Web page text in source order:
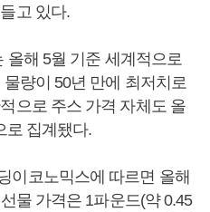
고 있다.
올해 5월 기준 세계적으로
량이 50년 만에 최저치로
으로 주스 가격 자체도 올
로 집계됐다.
이코노믹스에 따르면 올해
물 가격은 1파운드(약 0.45